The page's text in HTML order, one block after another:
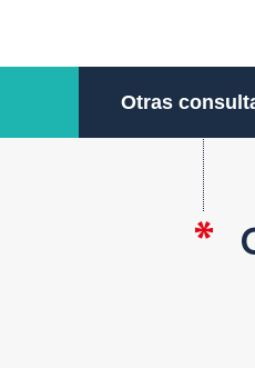
Otras